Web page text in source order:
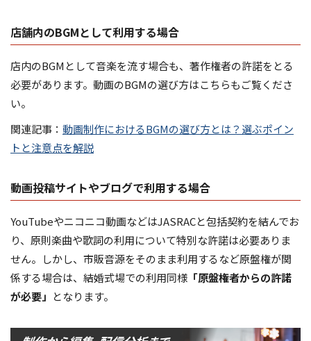
店舗内のBGMとして利用する場合
店内のBGMとして音楽を流す場合も、著作権者の許諾をとる
必要があります。動画のBGMの選び方はこちらもご覧くださ
い。
関連記事： 動画制作におけるBGMの選び方とは？選ぶポイン
トと注意点を解説
動画投稿サイトやブログで利用する場合
YouTubeやニコニコ動画などはJASRACと包括契約を結んでお
り、原則楽曲や歌詞の利用について特別な許諾は必要ありま
せん。しかし、市販音源をそのまま利用するなど原盤権が関
係する場合は、結婚式場での利用同様 「原盤権者からの許諾
が必要」 となります。